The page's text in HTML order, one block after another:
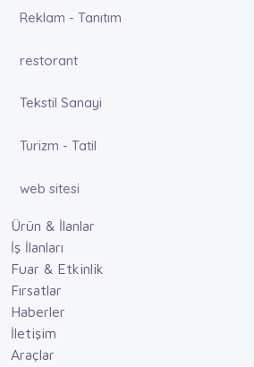
Reklam - Tanıtım
restorant
Tekstil Sanayi
Turizm - Tatil
web sitesi
Ürün & İlanlar
İş İlanları
Fuar & Etkinlik
Fırsatlar
Haberler
İletişim
Araçlar